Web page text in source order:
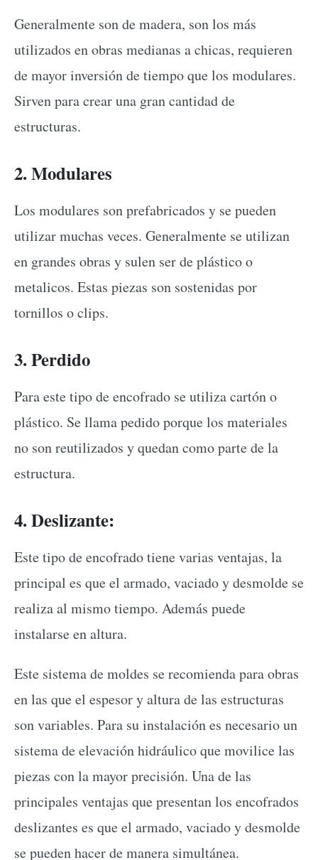
Generalmente son de madera, son los más
utilizados en obras medianas a chicas, requieren
de mayor inversión de tiempo que los modulares.
Sirven para crear una gran cantidad de
estructuras.
2. Modulares
Los modulares son prefabricados y se pueden
utilizar muchas veces. Generalmente se utilizan
en grandes obras y sulen ser de plástico o
metalicos. Estas piezas son sostenidas por
tornillos o clips.
3. Perdido
Para este tipo de encofrado se utiliza cartón o
plástico. Se llama pedido porque los materiales
no son reutilizados y quedan como parte de la
estructura.
4. Deslizante:
Este tipo de encofrado tiene varias ventajas, la
principal es que el armado, vaciado y desmolde se
realiza al mismo tiempo. Además puede
instalarse en altura.
Este sistema de moldes se recomienda para obras
en las que el espesor y altura de las estructuras
son variables. Para su instalación es necesario un
sistema de elevación hidráulico que movilice las
piezas con la mayor precisión. Una de las
principales ventajas que presentan los encofrados
deslizantes es que el armado, vaciado y desmolde
se pueden hacer de manera simultánea.